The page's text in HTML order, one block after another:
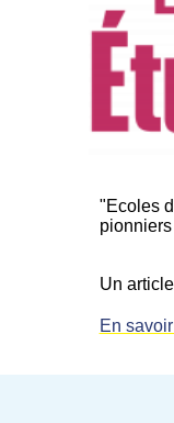
"Ecoles
Un
En